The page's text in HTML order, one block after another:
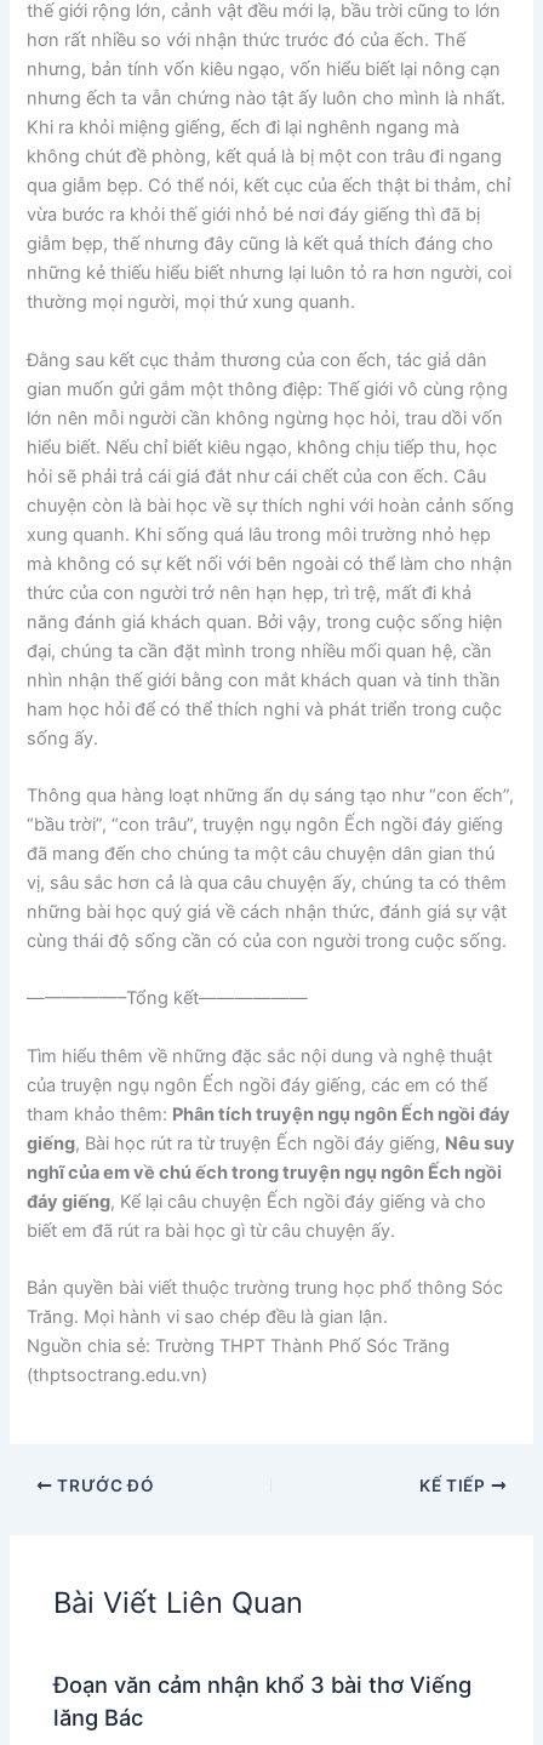
thế giới rộng lớn, cảnh vật đều mới lạ, bầu trời cũng to lớn
hơn rất nhiều so với nhận thức trước đó của ếch. Thế
nhưng, bản tính vốn kiêu ngạo, vốn hiểu biết lại nông cạn
nhưng ếch ta vẫn chứng nào tật ấy luôn cho mình là nhất.
Khi ra khỏi miệng giếng, ếch đi lại nghênh ngang mà
không chút đề phòng, kết quả là bị một con trâu đi ngang
qua giẫm bẹp. Có thể nói, kết cục của ếch thật bi thảm, chỉ
vừa bước ra khỏi thế giới nhỏ bé nơi đáy giếng thì đã bị
giẫm bẹp, thế nhưng đây cũng là kết quả thích đáng cho
những kẻ thiếu hiểu biết nhưng lại luôn tỏ ra hơn người, coi
thường mọi người, mọi thứ xung quanh.
Đằng sau kết cục thảm thương của con ếch, tác giả dân
gian muốn gửi gắm một thông điệp: Thế giới vô cùng rộng
lớn nên mỗi người cần không ngừng học hỏi, trau dồi vốn
hiểu biết. Nếu chỉ biết kiêu ngạo, không chịu tiếp thu, học
hỏi sẽ phải trả cái giá đắt như cái chết của con ếch. Câu
chuyện còn là bài học về sự thích nghi với hoàn cảnh sống
xung quanh. Khi sống quá lâu trong môi trường nhỏ hẹp
mà không có sự kết nối với bên ngoài có thể làm cho nhận
thức của con người trở nên hạn hẹp, trì trệ, mất đi khả
năng đánh giá khách quan. Bởi vậy, trong cuộc sống hiện
đại, chúng ta cần đặt mình trong nhiều mối quan hệ, cần
nhìn nhận thế giới bằng con mắt khách quan và tinh thần
ham học hỏi để có thể thích nghi và phát triển trong cuộc
sống ấy.
Thông qua hàng loạt những ẩn dụ sáng tạo như “con ếch”,
“bầu trời”, “con trâu”, truyện ngụ ngôn Ếch ngồi đáy giếng
đã mang đến cho chúng ta một câu chuyện dân gian thú
vị, sâu sắc hơn cả là qua câu chuyện ấy, chúng ta có thêm
những bài học quý giá về cách nhận thức, đánh giá sự vật
cùng thái độ sống cần có của con người trong cuộc sống.
—————–Tổng kết——————
Tìm hiểu thêm về những đặc sắc nội dung và nghệ thuật
của truyện ngụ ngôn Ếch ngồi đáy giếng, các em có thể
tham khảo thêm: Phân tích truyện ngụ ngôn Ếch ngồi đáy
giếng, Bài học rút ra từ truyện Ếch ngồi đáy giếng, Nêu suy
nghĩ của em về chú ếch trong truyện ngụ ngôn Ếch ngồi
đáy giếng, Kể lại câu chuyện Ếch ngồi đáy giếng và cho
biết em đã rút ra bài học gì từ câu chuyện ấy.
Bản quyền bài viết thuộc trường trung học phổ thông Sóc
Trăng. Mọi hành vi sao chép đều là gian lận.
Nguồn chia sẻ: Trường THPT Thành Phố Sóc Trăng
(thptsoctrang.edu.vn)
TRƯỚC ĐÓ KẾ TIẾP
Bài Viết Liên Quan
Đoạn văn cảm nhận khổ 3 bài thơ Viếng
lăng Bác